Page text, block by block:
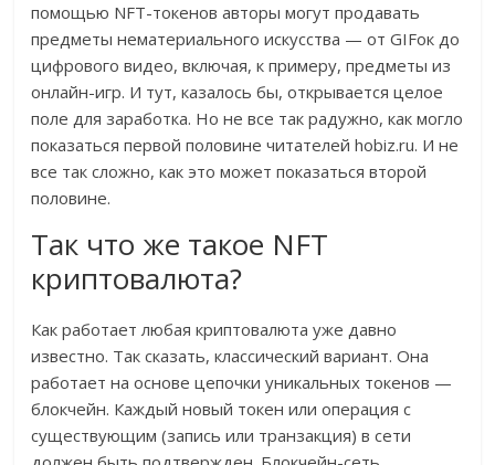
помощью NFT-токенов авторы могут продавать
предметы нематериального искусства — от GIFок до
цифрового видео, включая, к примеру, предметы из
онлайн-игр. И тут, казалось бы, открывается целое
поле для заработка. Но не все так радужно, как могло
показаться первой половине читателей hobiz.ru. И не
все так сложно, как это может показаться второй
половине.
Так что же такое NFT
криптовалюта?
Как работает любая криптовалюта уже давно
известно. Так сказать, классический вариант. Она
работает на основе цепочки уникальных токенов —
блокчейн. Каждый новый токен или операция с
существующим (запись или транзакция) в сети